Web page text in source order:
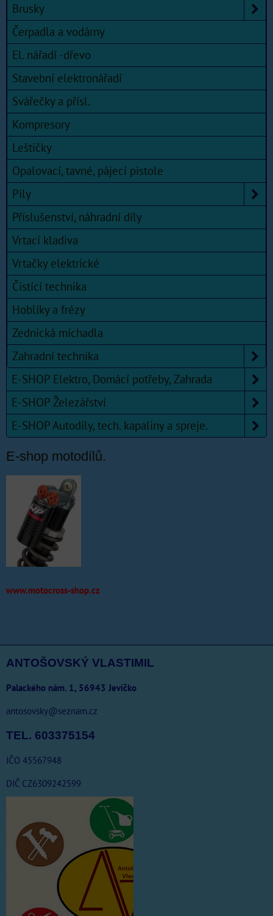
Brusky
Čerpadla a vodárny
El. nářadí -dřevo
Stavební elektronářadí
Svářečky a přísl.
Kompresory
Leštičky
Opalovací, tavné, pájecí pistole
Pily
Příslušenství, náhradní díly
Vrtací kladiva
Vrtačky elektrické
Čistící technika
Hoblíky a frézy
Zednická míchadla
Zahradní technika
E-SHOP Elektro, Domácí potřeby, Zahrada
E-SHOP Železářství
E-SHOP Autodíly, tech. kapaliny a spreje.
E-shop motodílů.
www.motocross-shop.cz
ANTOŠOVSKÝ VLASTIMIL
Palackého nám. 1, 56943 Jevíčko
antosovsky@seznam.cz
TEL. 603375154
IČO 45567948
DIČ CZ6309242599